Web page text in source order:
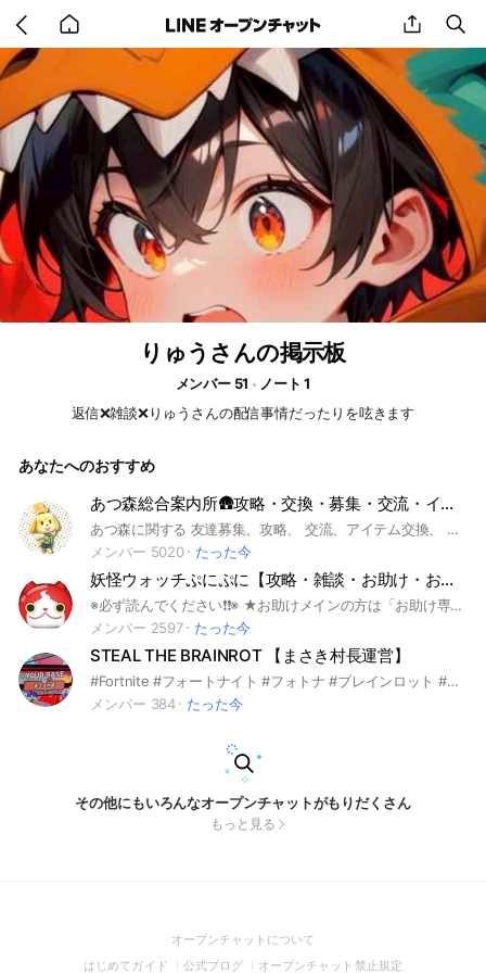
back
to
share
りゅうさんの掲示板
メンバー 51
ノート 1
返信❌雑談❌りゅうさんの配信事情だったりを呟きます
あなたへのおすすめ
あつ森総合案内所🛖攻略・交換・募集・交流・イベント・質問
あつ森に関する 友達募集、攻略、 交流、アイテム交換、 企画イベント、質問など、 総合的な情報共有を中心とした ルームになります。 仲間と楽しく会話して あつ森ライフを深めよう！ 大事なノートを 御一読ください😉 #あつまれどうぶつの森 #どうぶつの森 #あつ森 #動物の森 #動物 #Switch #スイッチ #ゲーム #攻略 #情報 #交換 #募集 #DIY #交流 #通信 #住民 #島 #レシピ #マイデザイン #夢番地 #マリオ #家具 #フレンド #サンリオ #マルチ募集 #ニンダイ #アプデ #どう森 #アイテム #雑談 #任天堂 #ダイレクト #ハッピーホーム #ハッピーホームパラダイス #イラスト #おさわり #ハピパラ #ハピモリ #ハピ森
メンバー 5020
たった今
妖怪ウォッチぷにぷに【攻略・雑談・お助け・おかえり・俺の友達紹介キャンペーン・フレンド募集】
※必ず読んでください❗️❗️※ ★お助けメインの方は「お助け専用部屋」に参加するよう、よろしくお願いいたします‼️★ より良い環境を維持する為、オープンチャットに入ったらノートやアナウンスの確認を必ずよろしくお願いします！ 助け合い楽しみましょう！ 荒らしは遠慮無く退会させて頂きます。 助け合いが出来ないイベントは攻略や雑談などで話しましょう。 他グルへの勧誘・代行・チート・荒らし等は禁止です。 ★再参加整理中★ ・イベ終了毎に荒らし以外の方は再参加を解除してるので気持ちを改めて再参加の方をよろしくお願いいたします。 🏷Tag欄 #ゲーム#ぷにぷに#お助け#雑談#ぷにぷにお助け#妖怪ウォッチぷにぷにお助け#妖怪ウォッチ#ぷにぷにフレンド募集#ぷにぷにフレンド#ぷにぷにオプチャ#ぷにぷにオープンチャット#雑談部屋#雑談オプ#ぷにぷに攻略#ぷにぷに招待キャンペーン#イサマシ#ポカポカ#ウスラカゲ#フシギ#ニョロロン#ブキミ#怪魔#ゴーケツ#プリチー#王#ゲーム好き集まれ#にじさんじ#攻略#スコアタ#お助け募集#フレンド#フレンド募集#ガチャ#フレコ#隠しステージ #Z#ZZ#ZZZ#UZ#封印#強敵#ボス#種族#ニャンボ#オールスター#サンデー#アニメ#ホロライブ#抽選#配布#リーク#ホロライブ好き#ホロライブオプチャ#ホロライブオープンチャット#コラボ#映画#おはじき#ゴルフ#にゃんとす#にゃんとすコーラ#ゲート#周回#神引き#特効#レアドロ#ドリンク#ベスパ#招待キャンペーン#オープンチャット#助け合い#ぷにぷに雑談#東リべ#東京リベンジャーズ#東卍#リゼロ#仮面ライダー#ぷよぷよ#七つの大罪#シャドウサイド#三国志#レベルファイブ#進撃の巨人#モンスト#五等分の花嫁#このすば#転スラ#俺の友達召喚キャンペーン#ゲーム攻略#ぷにぷに俺の友達召喚キャンペーン#初心者#中級者#上級者#無課金勢#ガチ勢#リゼロ#エヴァ#プロセカ#Switch#モンスト#星街すいせい#さくらみこ#白上フブキ#百鬼あやめ#湊あくあ#猫又おかゆ#戌神ころね#潤羽るしあ#宝鐘マリン#兎田ぺこら#白銀ノエル#沙花叉クロヱ#天音かなた#ぷにぷに俺の友達紹介キャンペーン#ぷにぷに雑談#ぷにぷにおかえり#ポケポケ#名探偵コナン#無職転生
メンバー 2597
たった今
STEAL THE BRAINROT 【まさき村長運営】
#Fortnite #フォートナイト #フォトナ #ブレインロット #まさき村長
メンバー 384
たった今
その他にもいろんなオープンチャットがもりだくさん
もっと見る
オープンチャットについて
in
はじめてガイド (Open
公式ブログ (Open
オープンチャット禁止規定(Open